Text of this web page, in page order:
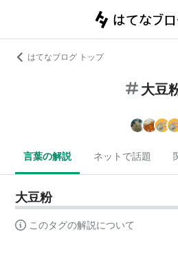
はてなブログ トップ
大豆
言葉の解説 ネットで話題
大豆粉
このタグの解説について